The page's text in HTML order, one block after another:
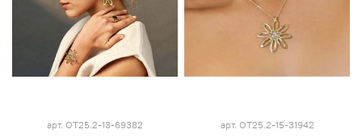
арт. OT25.2-13-69382 арт. OT25.2-15-31942